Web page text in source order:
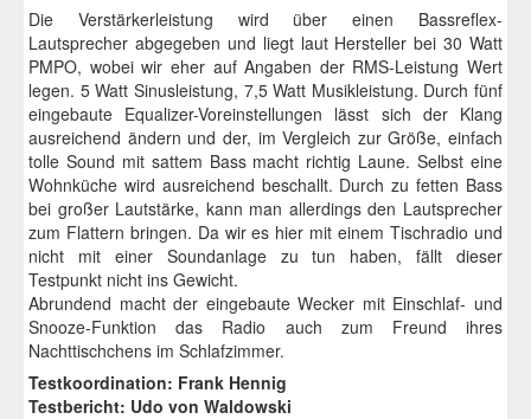
Die Verstärkerleistung wird über einen Bassreflex-
Lautsprecher abgegeben und liegt laut Hersteller bei 30 Watt
PMPO, wobei wir eher auf Angaben der RMS-Leistung Wert
legen. 5 Watt Sinusleistung, 7,5 Watt Musikleistung. Durch fünf
eingebaute Equalizer-Voreinstellungen lässt sich der Klang
ausreichend ändern und der, im Vergleich zur Größe, einfach
tolle Sound mit sattem Bass macht richtig Laune. Selbst eine
Wohnküche wird ausreichend beschallt. Durch zu fetten Bass
bei großer Lautstärke, kann man allerdings den Lautsprecher
zum Flattern bringen. Da wir es hier mit einem Tischradio und
nicht mit einer Soundanlage zu tun haben, fällt dieser
Testpunkt nicht ins Gewicht.
Abrundend macht der eingebaute Wecker mit Einschlaf- und
Snooze-Funktion das Radio auch zum Freund ihres
Nachttischchens im Schlafzimmer.
Testkoordination: Frank Hennig
Testbericht: Udo von Waldowski